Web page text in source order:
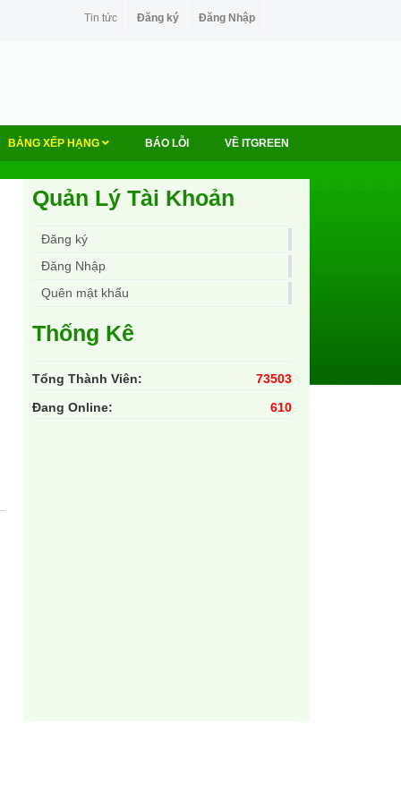
Tin tức Đăng ký Đăng Nhập
BẢNG XẾP HẠNG BÁO LỖI VỀ ITGREEN
Quản Lý Tài Khoản
Đăng ký
Đăng Nhập
Quên mật khẩu
Thống Kê
Tổng Thành Viên:
73503
Đang Online:
610